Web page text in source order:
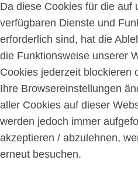
Da diese Cookies für die auf
verfügbaren Dienste und
erforderlich sind, hat die
die Funktionsweise unserer
Cookies jederzeit blockieren
Ihre Browsereinstellungen
aller Cookies auf dieser
werden jedoch immer
akzeptieren / abzulehnen,
erneut besuchen.